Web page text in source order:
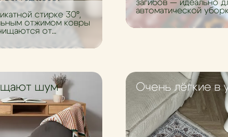
стирке 30°,
отжимом ковры
от
загибов — идеально
автоматической
шум Очень лёгкие в